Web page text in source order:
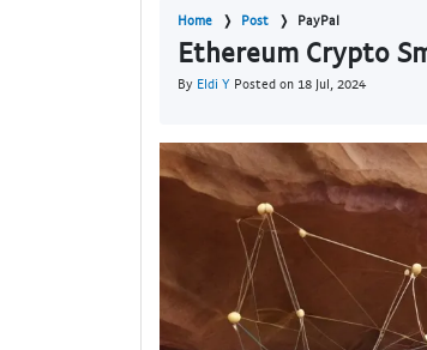
Home Post PayPal
Ethereum Crypto
By Eldi Y Posted on 18 Jul, 2024